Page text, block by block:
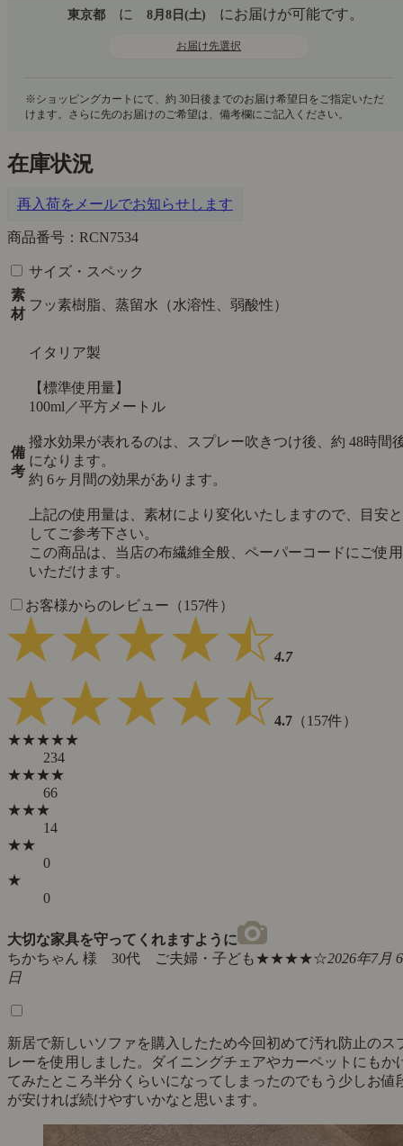
東京都 に 8月8日(土) にお届けが可能です。
お届け先選択
在庫状況
再入荷をメールでお知らせします
商品番号：RCN7534
サイズ・スペック
素
材
フッ素樹脂、蒸留水（水溶性、弱酸性）
備
考
イタリア製
【標準使用量】
100ml／平方メートル
撥水効果が表れるのは、スプレー吹きつけ後、約 48時間
になります。
約 6ヶ月間の効果があります。
上記の使用量は、素材により変化いたしますので、目安と
してご参考下さい。
この商品は、当店の布繊維全般、ペーパーコードにご使用
いただけます。
お客様からのレビュー（157件）
4.7
4.7 （157件）
★★★★★
234
★★★★
66
★★★
14
★★
0
★
0
大切な家具を守ってくれますように
ちかちゃん 様 30代 ご夫婦・子ども★★★★☆2026年7月 6
日
新居で新しいソファを購入したため今回初めて汚れ防止のス
レーを使用しました。ダイニングチェアやカーペットにもか
てみたところ半分くらいになってしまったのでもう少しお値
が安ければ続けやすいかなと思います。